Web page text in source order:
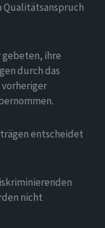
gebeten, ihre
durch das
entscheidet
nicht